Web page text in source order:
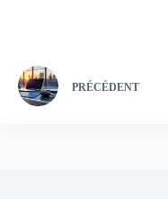
PRÉCÉDENT